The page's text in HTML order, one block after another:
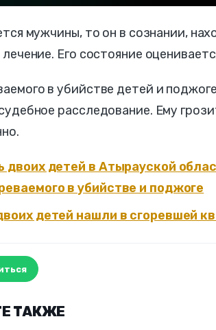
мужчины, то он в сознании,
Его состояние
в убийстве детей и
расследование. Ему
двоих детей в Атырауской
в убийстве и поджоге
детей нашли в сгоревшей
ТАКЖЕ